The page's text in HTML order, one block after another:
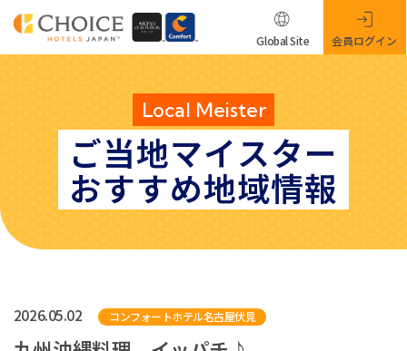
Local Meister
ご当地マイスター
おすすめ地域情報
Global Site 会員ログイン
2026.05.02 コンフォートホテル名古屋伏見